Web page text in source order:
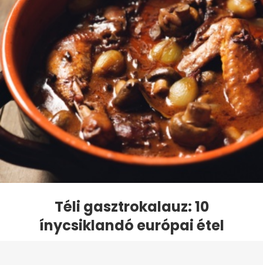
Téli gasztrokalauz: 10
ínycsiklandó európai étel